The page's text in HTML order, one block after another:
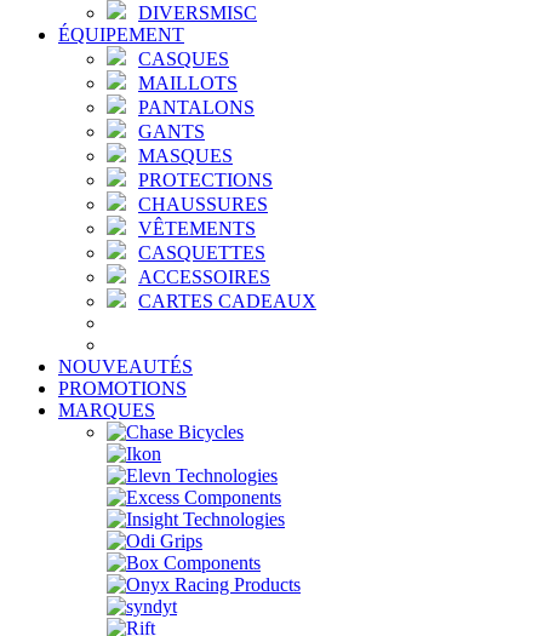
DIVERSMISC
ÉQUIPEMENT
CASQUES
MAILLOTS
PANTALONS
GANTS
MASQUES
PROTECTIONS
CHAUSSURES
VÊTEMENTS
CASQUETTES
ACCESSOIRES
CARTES CADEAUX
NOUVEAUTÉS
PROMOTIONS
MARQUES